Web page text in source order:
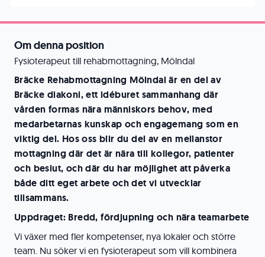
Om denna position
Fysioterapeut till rehabmottagning, Mölndal
Bräcke Rehabmottagning Mölndal är en del av
Bräcke diakoni, ett idéburet sammanhang där
vården formas nära människors behov, med
medarbetarnas kunskap och engagemang som en
viktig del. Hos oss blir du del av en mellanstor
mottagning där det är nära till kollegor, patienter
och beslut, och där du har möjlighet att påverka
både ditt eget arbete och det vi utvecklar
tillsammans.
Uppdraget: Bredd, fördjupning och nära teamarbete
Vi växer med fler kompetenser, nya lokaler och större
team. Nu söker vi en fysioterapeut som vill kombinera